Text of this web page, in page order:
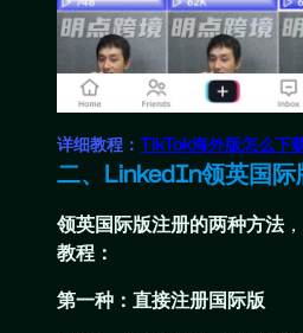
详细教程： TikTok海外版怎么下
二、LinkedIn领英国际
领英国际版注册的两种方法，
教程：
第一种：直接注册国际版